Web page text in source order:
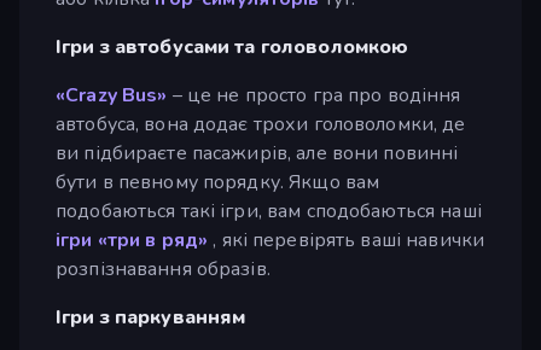
Ігри з автобусами та головоломкою
«Crazy Bus» – це не просто гра про водіння
автобуса, вона додає трохи головоломки, де
ви підбираєте пасажирів, але вони повинні
бути в певному порядку. Якщо вам
подобаються такі ігри, вам сподобаються наші
ігри «три в ряд» , які перевірять ваші навички
розпізнавання образів.
Ігри з паркуванням